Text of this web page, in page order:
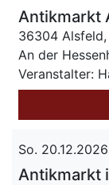
Antikmarkt
36304 Alsfeld,
An der
Veranstalter:
So. 20.12.2026
Antikmarkt